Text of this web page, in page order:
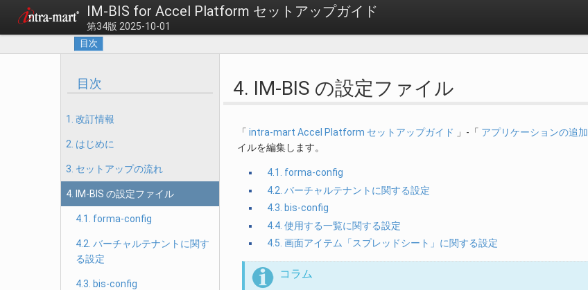
IM-BIS for Accel Platform セットアップガイド
第34版 2025-10-01
目次
目次
1. 改訂情報
2. はじめに
3. セットアップの流れ
4. IM-BIS の設定ファイル
4.1. forma-config
4.2. バーチャルテナントに関す
る設定
4.3. bis-config
4. IM-BIS の設定ファイル
「 intra-mart Accel Platform セットアップガイド 」-「 アプリケーションの追加
イルを編集します。
4.1. forma-config
4.2. バーチャルテナントに関する設定
4.3. bis-config
4.4. 使用する一覧に関する設定
4.5. 画面アイテム「スプレッドシート」に関する設定
コラム